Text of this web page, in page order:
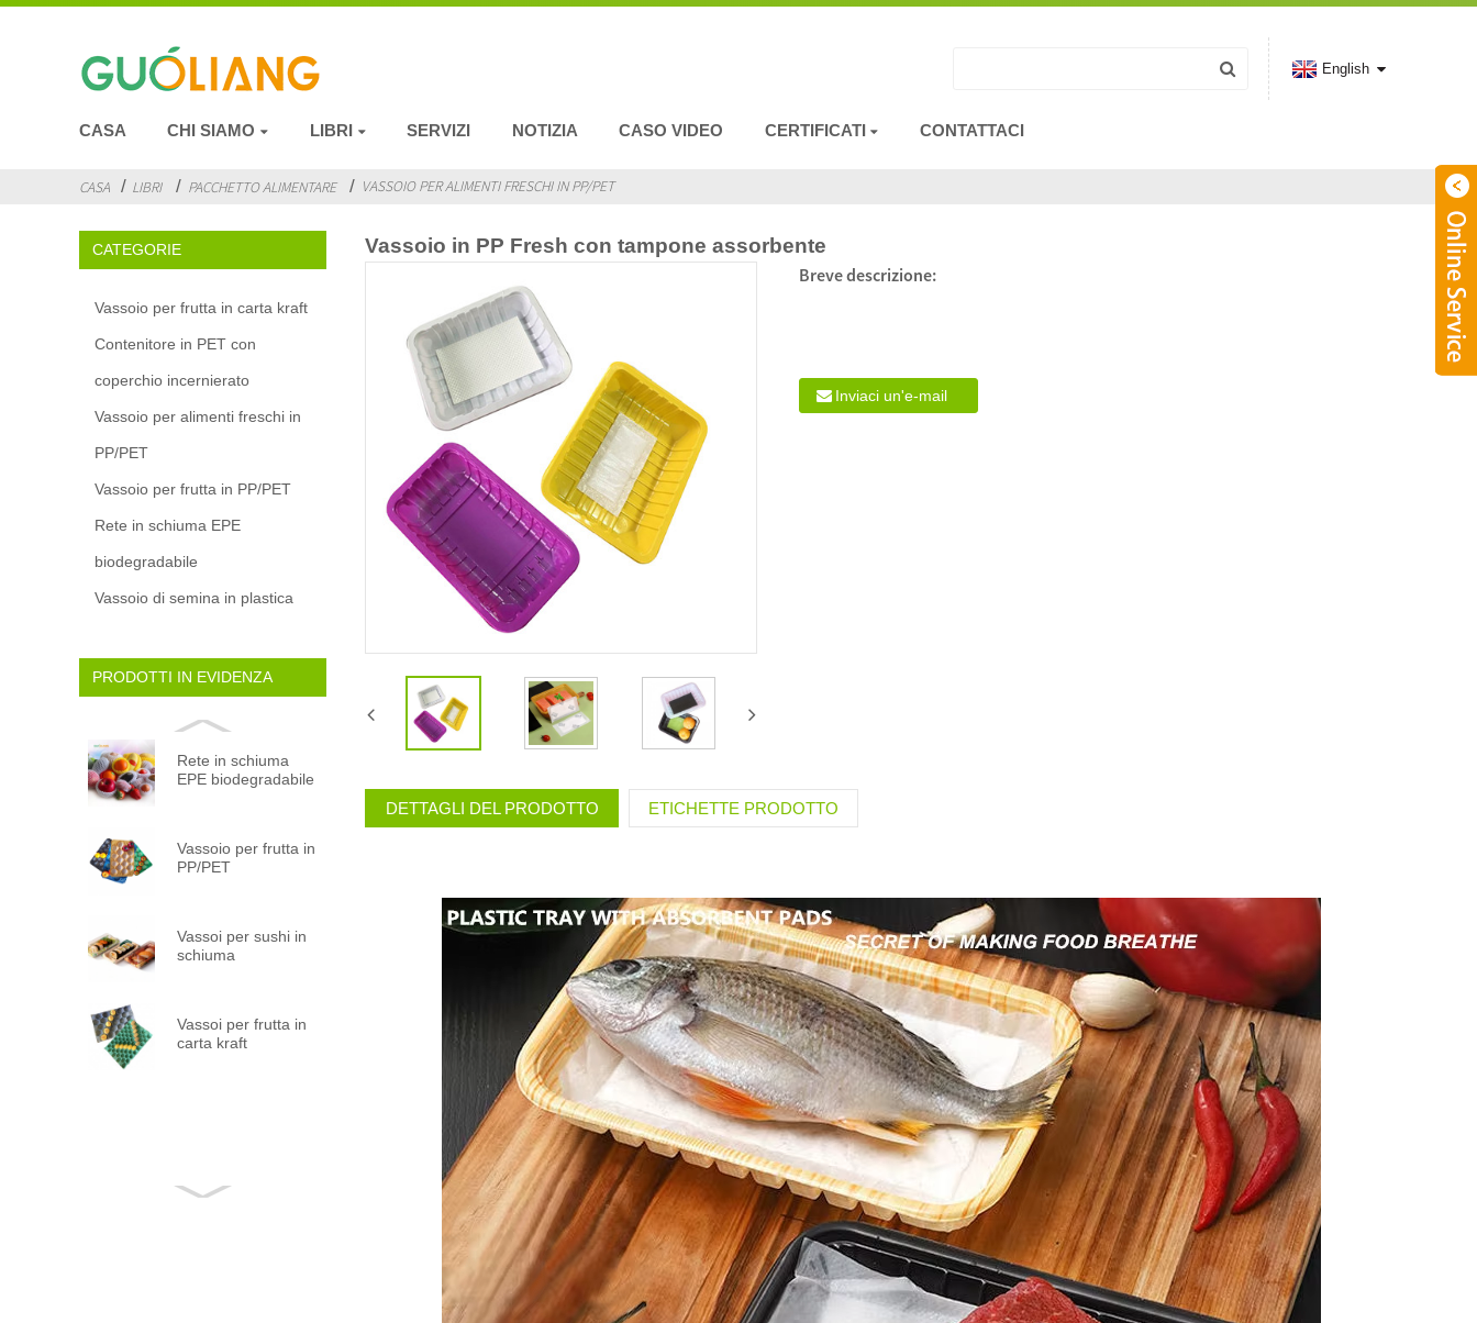
CASA CHI SIAMO LIBRI SERVIZI NOTIZIA CASO VIDEO CERTIFICATI CONTATTACI
English
CASA LIBRI PACCHETTO ALIMENTARE VASSOIO PER ALIMENTI FRESCHI IN PP/PET
CATEGORIE
Vassoio per frutta in carta kraft
Contenitore in PET con
coperchio incernierato
Vassoio per alimenti freschi in
PP/PET
Vassoio per frutta in PP/PET
Rete in schiuma EPE
biodegradabile
Vassoio di semina in plastica
PRODOTTI IN EVIDENZA
Rete in schiuma
EPE biodegradabile
Vassoio per frutta in
PP/PET
Vassoi per sushi in
schiuma
Vassoi per frutta in
carta kraft
Vassoio in PP Fresh con tampone assorbente
Breve descrizione:
Inviaci un'e-mail
DETTAGLI DEL PRODOTTO ETICHETTE PRODOTTO